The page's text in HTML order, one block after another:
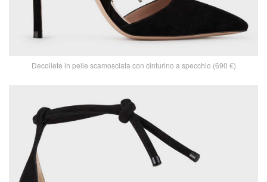
Decollete in pelle scamosciata con cinturino a specchio (690 €)